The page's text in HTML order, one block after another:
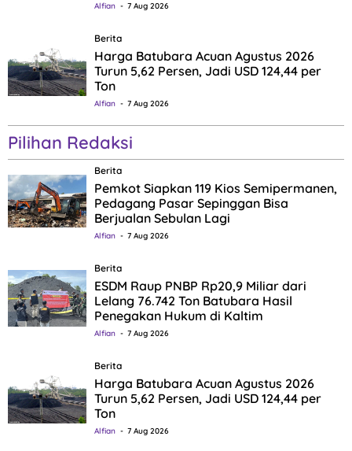
Alfian 7 Aug 2026
Berita
Harga Batubara Acuan Agustus 2026
Turun 5,62 Persen, Jadi USD 124,44 per
Ton
Alfian 7 Aug 2026
Pilihan Redaksi
Berita
Pemkot Siapkan 119 Kios Semipermanen,
Pedagang Pasar Sepinggan Bisa
Berjualan Sebulan Lagi
Alfian 7 Aug 2026
Berita
ESDM Raup PNBP Rp20,9 Miliar dari
Lelang 76.742 Ton Batubara Hasil
Penegakan Hukum di Kaltim
Alfian 7 Aug 2026
Berita
Harga Batubara Acuan Agustus 2026
Turun 5,62 Persen, Jadi USD 124,44 per
Ton
Alfian 7 Aug 2026